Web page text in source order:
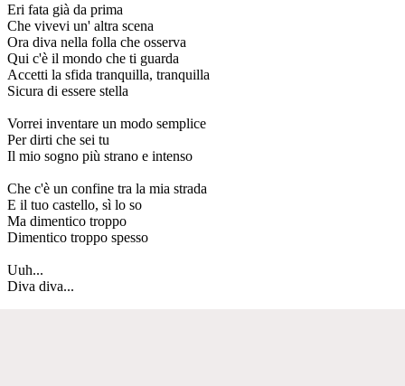
Eri fata già da prima
Che vivevi un' altra scena
Ora diva nella folla che osserva
Qui c'è il mondo che ti guarda
Accetti la sfida tranquilla, tranquilla
Sicura di essere stella
Vorrei inventare un modo semplice
Per dirti che sei tu
Il mio sogno più strano e intenso
Che c'è un confine tra la mia strada
E il tuo castello, sì lo so
Ma dimentico troppo
Dimentico troppo spesso
Uuh...
Diva diva...